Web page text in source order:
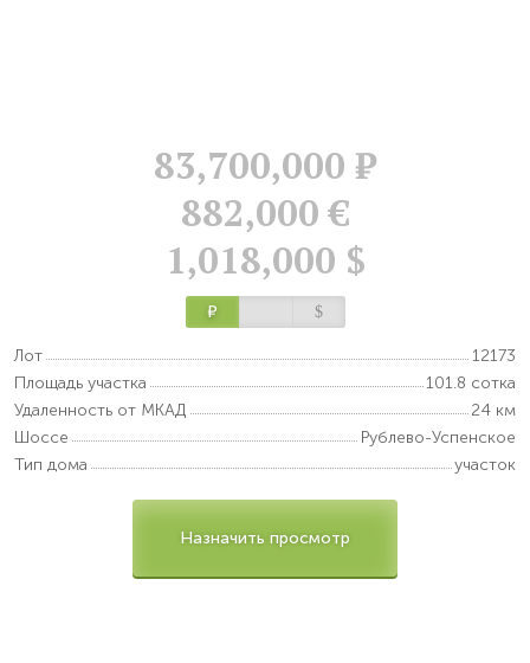
83,700,000 Р
882,000 €
1,018,000 $
Р $
Лот
12173
Площадь участка
101.8 сотка
Удаленность от МКАД
24 км
Шоссе
Рублево-Успенское
Тип дома
участок
Назначить просмотр